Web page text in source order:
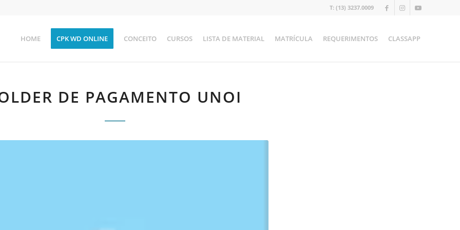
T: (13) 3237.0009
HOME CPK WD ONLINE CONCEITO CURSOS LISTA DE MATERIAL MATRÍCULA REQUERIMENTOS CLASSAPP
DE PAGAMENTO UNOI